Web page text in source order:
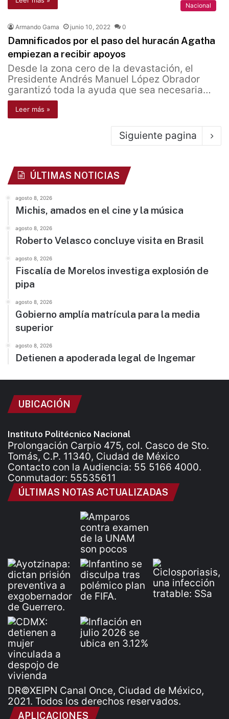
Nacional
Armando Gama junio 10, 2022 0
Damnificados por el paso del huracán Agatha
empiezan a recibir apoyos
Desde la zona cero de la devastación, el
Presidente Andrés Manuel López Obrador
garantizó toda la ayuda que sea necesaria…
Leer más »
Siguiente pagina
ÚLTIMAS NOTICIAS
agosto 8, 2026
Michis, amados en el cine y la música
agosto 8, 2026
Roberto Velasco concluye visita en Brasil
agosto 8, 2026
Fiscalía de Morelos investiga explosión de
pipa
agosto 8, 2026
Gobierno amplía matrícula para la media
superior
agosto 8, 2026
Detienen a apoderada legal de Ingemar
UBICACIÓN
Instituto Politécnico Nacional
Prolongación Carpio 475, col. Casco de Sto.
Tomás, C.P. 11340, Ciudad de México
Contacto con la Audiencia: 55 5166 4000.
Conmutador: 55535611
ÚLTIMAS NOTAS ACTUALIZADAS
DR©XEIPN Canal Once, Ciudad de México,
2021. Todos los derechos reservados.
APLICACIONES